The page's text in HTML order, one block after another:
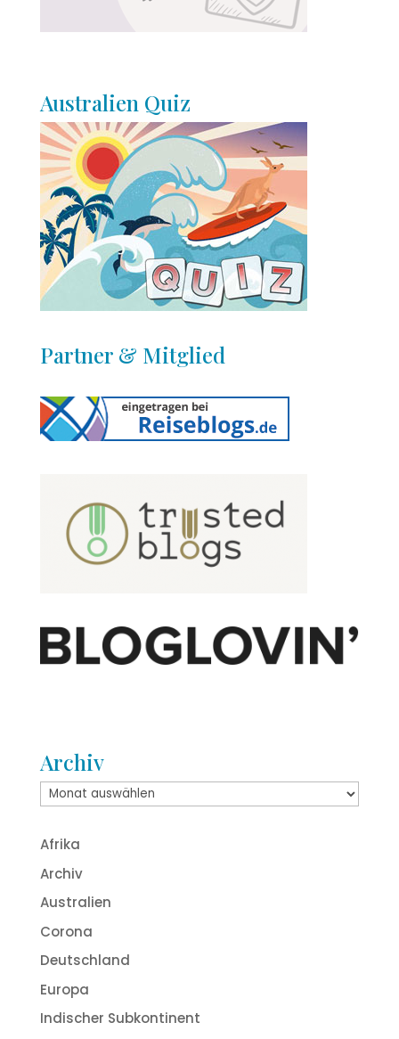
Australien Quiz
Partner & Mitglied
Archiv
Archiv
Afrika
Archiv
Australien
Corona
Deutschland
Europa
Indischer Subkontinent